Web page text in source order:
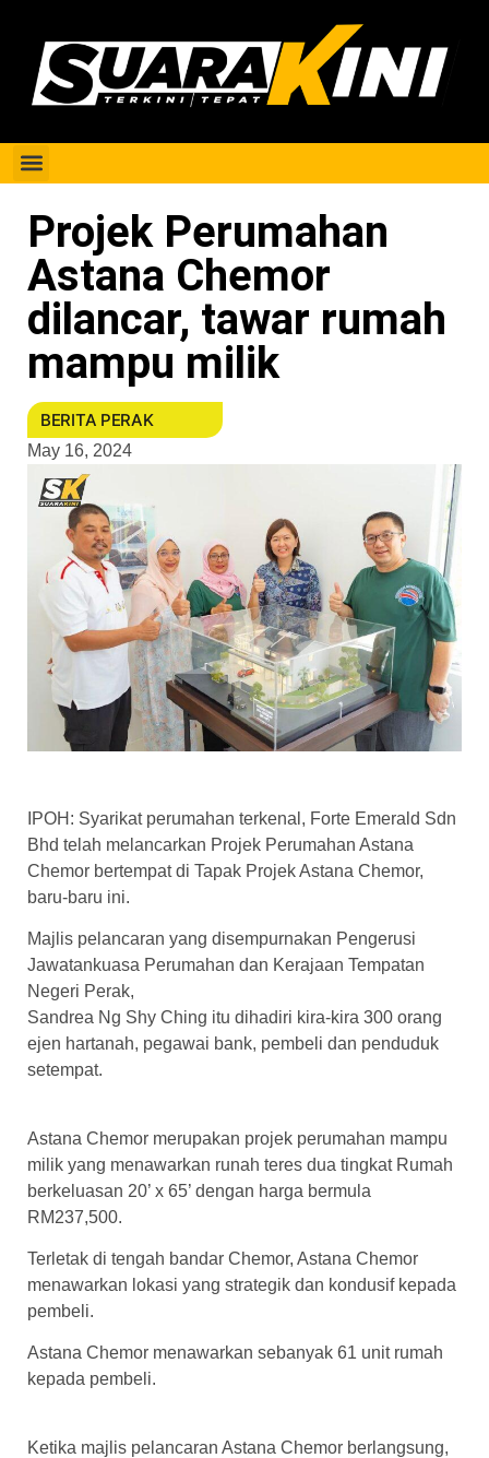
Projek Perumahan
Astana Chemor
dilancar, tawar rumah
mampu milik
BERITA PERAK
May 16, 2024
IPOH: Syarikat perumahan terkenal, Forte Emerald Sdn
Bhd telah melancarkan Projek Perumahan Astana
Chemor bertempat di Tapak Projek Astana Chemor,
baru-baru ini.
Majlis pelancaran yang disempurnakan Pengerusi
Jawatankuasa Perumahan dan Kerajaan Tempatan
Negeri Perak,
Sandrea Ng Shy Ching itu dihadiri kira-kira 300 orang
ejen hartanah, pegawai bank, pembeli dan penduduk
setempat.
Astana Chemor merupakan projek perumahan mampu
milik yang menawarkan runah teres dua tingkat Rumah
berkeluasan 20’ x 65’ dengan harga bermula
RM237,500.
Terletak di tengah bandar Chemor, Astana Chemor
menawarkan lokasi yang strategik dan kondusif kepada
pembeli.
Astana Chemor menawarkan sebanyak 61 unit rumah
kepada pembeli.
Ketika majlis pelancaran Astana Chemor berlangsung,